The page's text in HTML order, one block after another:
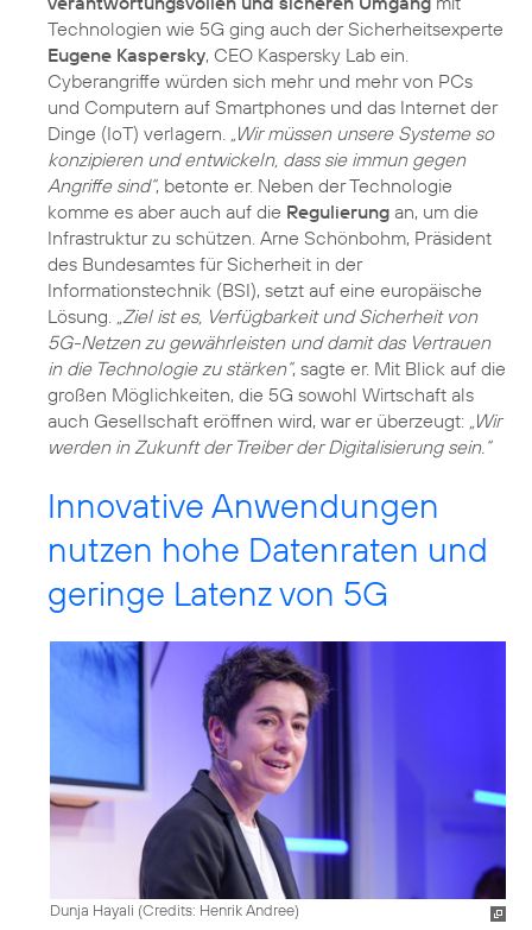
Technologien wie 5G ging auch der Sicherheitsexperte
Eugene Kaspersky, CEO Kaspersky Lab ein.
Cyberangriffe würden sich mehr und mehr von PCs
und Computern auf Smartphones und das Internet der
Dinge (IoT) verlagern. „Wir müssen unsere Systeme so
konzipieren und entwickeln, dass sie immun gegen
Angriffe sind“, betonte er. Neben der Technologie
komme es aber auch auf die Regulierung an, um die
Infrastruktur zu schützen. Arne Schönbohm, Präsident
des Bundesamtes für Sicherheit in der
Informationstechnik (BSI), setzt auf eine europäische
Lösung. „Ziel ist es, Verfügbarkeit und Sicherheit von
5G-Netzen zu gewährleisten und damit das Vertrauen
in die Technologie zu stärken“, sagte er. Mit Blick auf die
großen Möglichkeiten, die 5G sowohl Wirtschaft als
auch Gesellschaft eröffnen wird, war er überzeugt: „Wir
werden in Zukunft der Treiber der Digitalisierung sein.“
Innovative Anwendungen
nutzen hohe Datenraten und
geringe Latenz von 5G
Dunja Hayali (Credits: Henrik Andree)